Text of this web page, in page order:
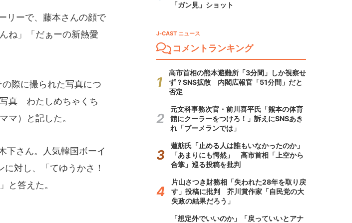
リーで、藤本さんの顔で
ね」「だぁーの新熱愛
際に撮られた写真につ
真 わたしめちゃくち
）と記した。
下さん。人気韓国ボーイ
対し、「てゆうかさ！
と答えた。
「ガン見」ショット
J-CAST ニュース
コメントランキング
高市首相の熊本避難所「3分間」しか視察せ
ず？SNS拡散 内閣広報官「51分間」だと
否定
元文科事務次官・前川喜平氏「熊本の体育
館にクーラーをつけろ！」訴えにSNSあき
れ「ブーメランでは」
蓮舫氏「止める人は誰もいなかったのか」
「あまりにも愕然」 高市首相「上空から
合掌」巡る投稿を批判
片山さつき財務相「失われた28年を取り戻
す」投稿に批判 芥川賞作家「自民党の大
失政の結果だろう」
「想定外でいいのか」「戻っていいとアナ